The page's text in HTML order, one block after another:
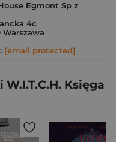
Egmont Sp z
4c
Warszawa
[email protected]
Księga